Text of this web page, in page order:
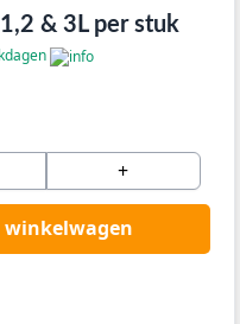
& 3L per stuk
+
winkelwagen